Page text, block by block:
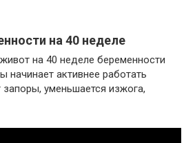
на 40 неделе
на 40 неделе беременности
начинает активнее работать
уменьшается изжога,